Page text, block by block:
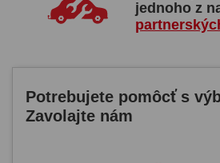
jednoho z
Potrebujete pomôcť s
Zavolajte nám